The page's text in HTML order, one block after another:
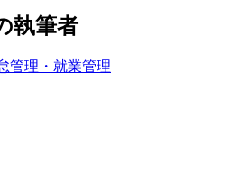
執筆者
管理・就業管理